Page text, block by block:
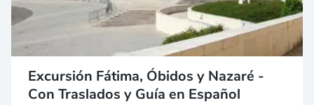
Excursión Fátima, Óbidos y Nazaré -
Con Traslados y Guía en Español